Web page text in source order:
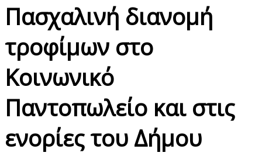
Πασχαλινή διανομή
τροφίμων στο
Κοινωνικό
Παντοπωλείο και στις
ενορίες του Δήμου